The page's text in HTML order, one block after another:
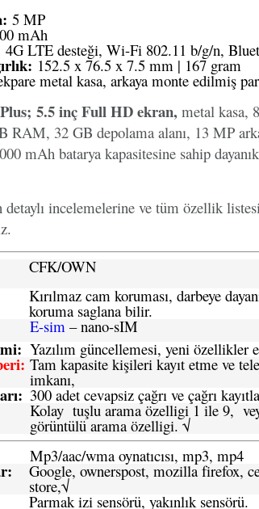
5 MP
mAh
4G LTE desteği, Wi-Fi 802.11 b/g/n,
152.5 x 76.5 x 7.5 mm | 167 gram
metal kasa, arkaya monte edilmiş
5.5 inç Full HD ekran, metal kasa,
RAM, 32 GB depolama alanı, 13 MP
mAh batarya kapasitesine sahip
detaylı incelemelerine ve tüm özellik
CFK/OWN
Kırılmaz cam koruması, darbeye
koruma saglana bilir.
E-sim – nano-sIM
: Yazılım güncellemesi, yeni özellikler
: Tam kapasite kişileri kayıt etme ve
imkanı,
: 300 adet cevapsiz çağrı ve çağrı
Kolay tuşlu arama özelligi 1 ile 9,
görüntülü arama özelligi. √
Mp3/aac/wma oynatıcısı, mp3, mp4
Google, ownerspost, mozilla firefox,
store,√
Parmak izi sensörü, yakınlık sensörü.